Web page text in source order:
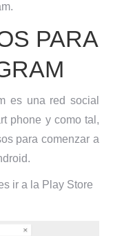
PARA
es una red social
phone y como tal,
para comenzar a
ir a la Play Store